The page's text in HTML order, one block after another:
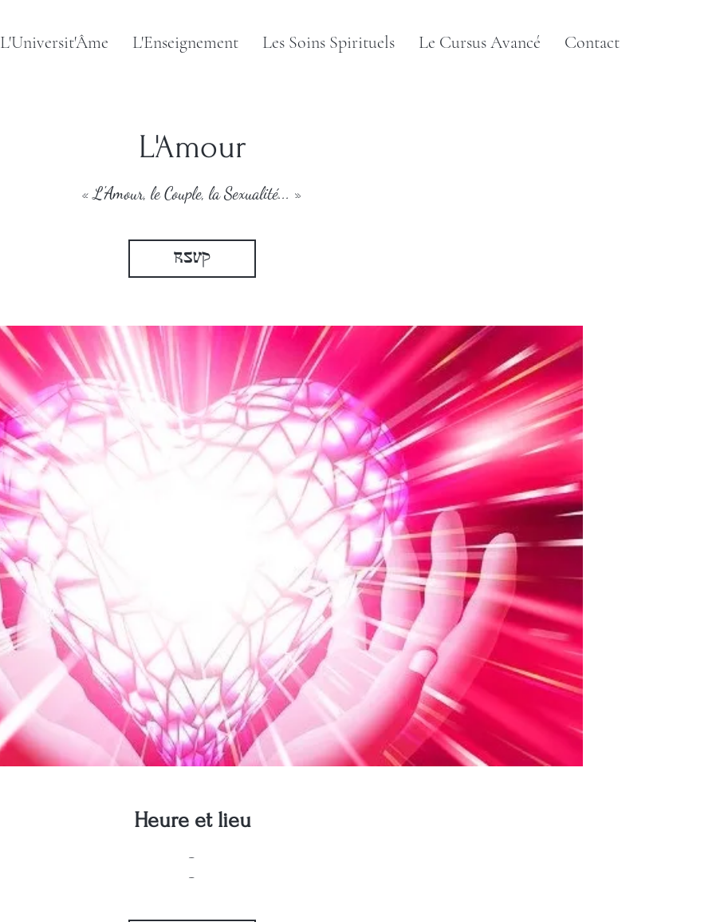
L'Universit'Âme L'Enseignement Les Soins Spirituels Le Cursus Avancé Contact
L'Amour
« L'Amour, le Couple, la Sexualité... »
RSVP
Heure et lieu
-
-